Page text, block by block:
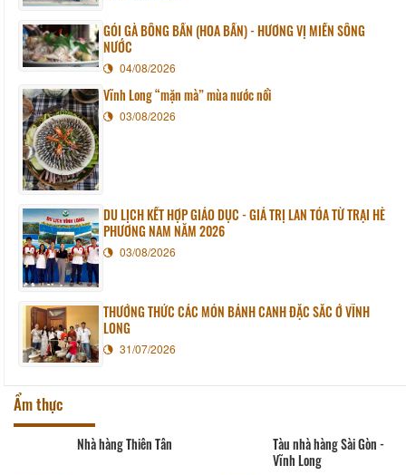
GỎI GÀ BÔNG BẦN (HOA BẦN) - HƯƠNG VỊ MIỀN SÔNG
NƯỚC
04/08/2026
Vĩnh Long “mặn mà” mùa nước nổi
03/08/2026
DU LỊCH KẾT HỢP GIÁO DỤC - GIÁ TRỊ LAN TỎA TỪ TRẠI HÈ
PHƯƠNG NAM NĂM 2026
03/08/2026
THƯỞNG THỨC CÁC MÓN BÁNH CANH ĐẶC SẮC Ở VĨNH
LONG
31/07/2026
Ẩm thực
Nhà hàng Thiên Tân
Tàu nhà hàng Sài Gòn -
Vĩnh Long